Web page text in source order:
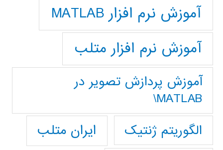
آموزش نرم افزار MATLAB
آموزش نرم افزار متلب
آموزش پردازش تصوير در
MATLAB\
الگوریتم ژنتیک
ایران متلب